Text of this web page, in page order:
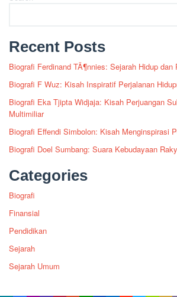
Recent Posts
Biografi Ferdinand TÃ¶nnies: Sejarah Hidup dan
Biografi F Wuz: Kisah Inspiratif Perjalanan
Biografi Eka Tjipta Widjaja: Kisah Perjuangan
Multimiliar
Biografi Effendi Simbolon: Kisah Menginspirasi
Biografi Doel Sumbang: Suara Kebudayaan
Categories
Biografi
Finansial
Pendidikan
Sejarah
Sejarah Umum